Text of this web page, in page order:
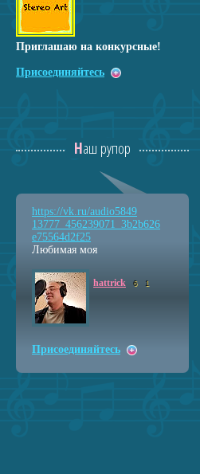
Приглашаю на конкурсные!
Присоединяйтесь
Наш рупор
https://vk.ru/audio5849
13777_456239071_3b2b626
e75564d2f25
Любимая моя
hattrick 6 1
Присоединяйтесь